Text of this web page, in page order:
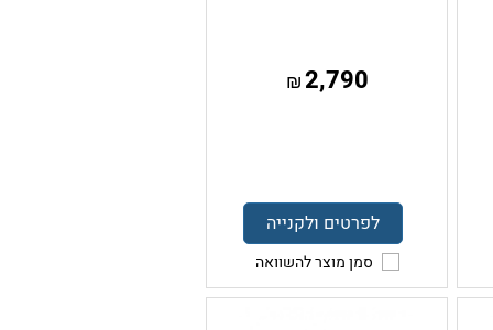
2,790
₪
לפרטים ולקנייה
סמן מוצר להשוואה